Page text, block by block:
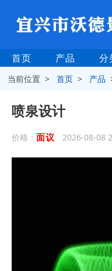
首页 产品 分
当前位置 >首页 > 产品
喷泉设计
价格： 面议 2026-08-08